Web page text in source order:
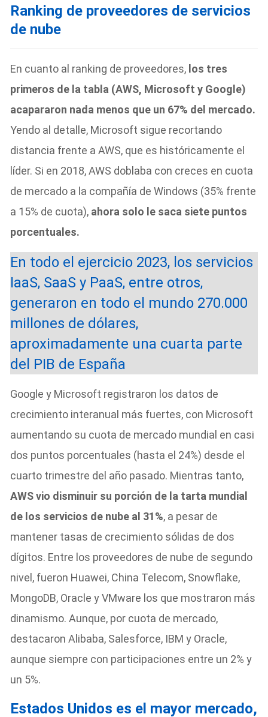
Ranking de proveedores de servicios
de nube
En cuanto al ranking de proveedores, los tres
primeros de la tabla (AWS, Microsoft y Google)
acapararon nada menos que un 67% del mercado.
Yendo al detalle, Microsoft sigue recortando
distancia frente a AWS, que es históricamente el
líder. Si en 2018, AWS doblaba con creces en cuota
de mercado a la compañía de Windows (35% frente
a 15% de cuota), ahora solo le saca siete puntos
porcentuales.
En todo el ejercicio 2023, los servicios
IaaS, SaaS y PaaS, entre otros,
generaron en todo el mundo 270.000
millones de dólares,
aproximadamente una cuarta parte
del PIB de España
Google y Microsoft registraron los datos de
crecimiento interanual más fuertes, con Microsoft
aumentando su cuota de mercado mundial en casi
dos puntos porcentuales (hasta el 24%) desde el
cuarto trimestre del año pasado. Mientras tanto,
AWS vio disminuir su porción de la tarta mundial
de los servicios de nube al 31%, a pesar de
mantener tasas de crecimiento sólidas de dos
dígitos. Entre los proveedores de nube de segundo
nivel, fueron Huawei, China Telecom, Snowflake,
MongoDB, Oracle y VMware los que mostraron más
dinamismo. Aunque, por cuota de mercado,
destacaron Alibaba, Salesforce, IBM y Oracle,
aunque siempre con participaciones entre un 2% y
un 5%.
Estados Unidos es el mayor mercado,